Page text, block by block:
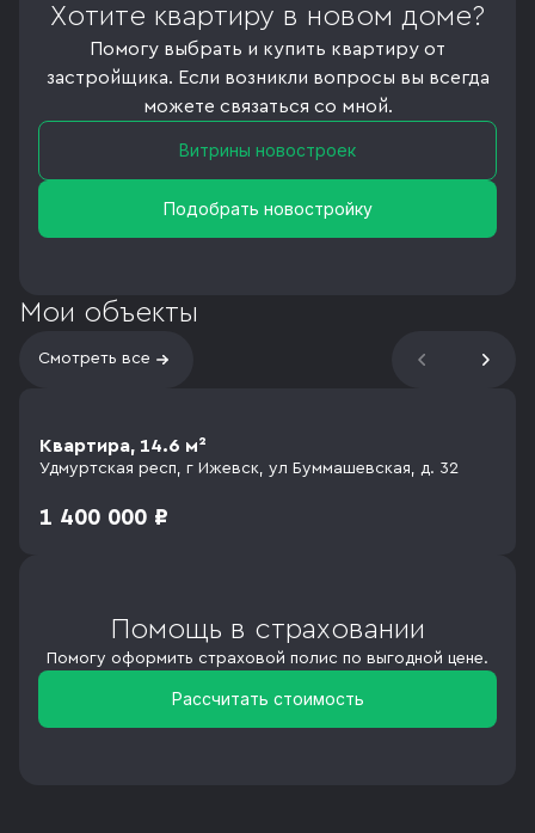
Хотите квартиру в новом доме?
Помогу выбрать и купить квартиру от
застройщика. Если возникли вопросы вы всегда
можете связаться со мной.
Витрины новостроек
Подобрать новостройку
Мои объекты
Смотреть все
Квартира, 14.6 м²
Удмуртская респ, г Ижевск, ул Буммашевская, д. 32
1 400 000 ₽
Помощь в страховании
Помогу оформить страховой полис по выгодной цене.
Рассчитать стоимость